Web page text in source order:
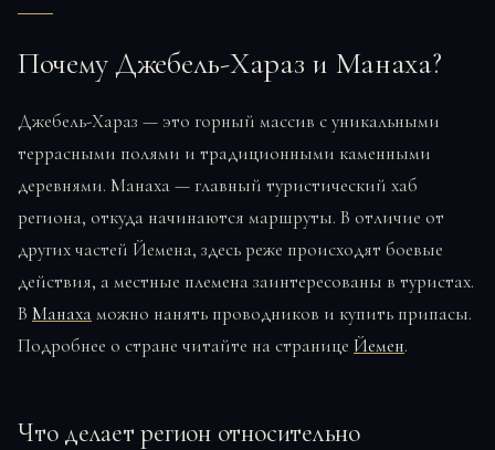
Почему Джебель-Хараз и Манаха?
Джебель-Хараз — это горный массив с уникальными
террасными полями и традиционными каменными
деревнями. Манаха — главный туристический хаб
региона, откуда начинаются маршруты. В отличие от
других частей Йемена, здесь реже происходят боевые
действия, а местные племена заинтересованы в туристах.
В Манахаможно нанять проводников и купить припасы.
Подробнее о стране читайте на странице Йемен.
Что делает регион относительно